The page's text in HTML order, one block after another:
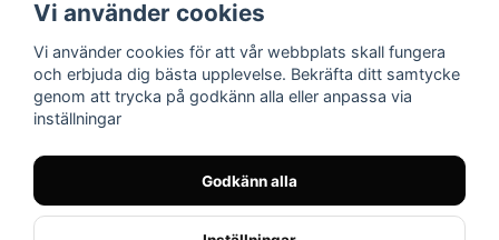
© Nilssons MC - Allt för dig & din MC
Instagram Facebook YouTube
Vi använder cookies
Vi använder cookies för att vår webbplats skall fungera
och erbjuda dig bästa upplevelse. Bekräfta ditt samtycke
genom att trycka på godkänn alla eller anpassa via
inställningar
Godkänn alla